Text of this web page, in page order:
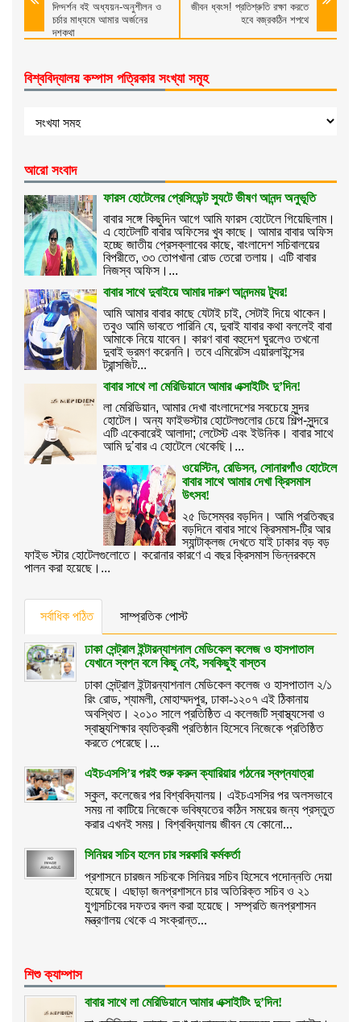
দিগ্দর্শন বই অধ্যয়ন-অনুশীলন ও
চর্চার মাধ্যমে আমার অর্জনের
দশকথা
জীবন ধ্বংস! প্রতিশ্রুতি রক্ষা করতে
হবে বজ্রকঠিন শপথে
বিশ্ববিদ্যালয় কম্পাস পত্রিকার সংখ্যা সমূহ
আরো সংবাদ
ফারস হোটেলের প্রেসিডেন্ট স্যুটে ভীষণ আনন্দ অনুভূতি
বাবার সঙ্গে কিছুদিন আগে আমি ফারস হোটেলে গিয়েছিলাম।
এ হোটেলটি বাবার অফিসের খুব কাছে। আমার বাবার অফিস
হচ্ছে জাতীয় প্রেসক্লাবের কাছে, বাংলাদেশ সচিবালয়ের
বিপরীতে, ৩৩ তোপখানা রোড তেরো তলায়। এটি বাবার
নিজস্ব অফিস।...
বাবার সাথে দুবাইয়ে আমার দারুণ আনন্দময় ট্যুর!
আমি আমার বাবার কাছে যেটাই চাই, সেটাই দিয়ে থাকেন।
তবুও আমি ভাবতে পারিনি যে, দুবাই যাবার কথা বললেই বাবা
আমাকে নিয়ে যাবেন। কারণ বাবা বহুদেশ ঘুরলেও তখনো
দুবাই ভ্রমণ করেননি। তবে এমিরেটস এয়ারলাইন্সের
ট্রান্সজিট...
বাবার সাথে লা মেরিডিয়ানে আমার এক্সাইটিং দু’দিন!
লা মেরিডিয়ান, আমার দেখা বাংলাদেশের সবচেয়ে সুন্দর
হোটেল। অন্য ফাইভস্টার হোটেলগুলোর চেয়ে শিল্প-সুন্দরে
এটি একেবারেই আলাদা; লেটেস্ট এবং ইউনিক। বাবার সাথে
আমি দু’বার এ হোটেলে থেকেছি।...
ওয়েস্টিন, রেডিসন, সোনারগাঁও হোটেলে
বাবার সাথে আমার দেখা ক্রিসমাস
উৎসব!
২৫ ডিসেম্বর বড়দিন। আমি প্রতিবছর
বড়দিনে বাবার সাথে ক্রিসমাস-ট্রি আর
স্যান্টাক্লজ দেখতে যাই ঢাকার বড় বড়
ফাইভ স্টার হোটেলগুলোতে। করোনার কারণে এ বছর ক্রিসমাস ভিন্নরকমে
পালন করা হয়েছে।...
সর্বাধিক পঠিত সাম্প্রতিক পোস্ট
ঢাকা সেন্ট্রাল ইন্টারন্যাশনাল মেডিকেল কলেজ ও হাসপাতাল
যেখানে স্বপ্ন বলে কিছু নেই, সবকিছুই বাস্তব
ঢাকা সেন্ট্রাল ইন্টারন্যাশনাল মেডিকেল কলেজ ও হাসপাতাল ২/১
রিং রোড, শ্যামলী, মোহাম্মদপুর, ঢাকা-১২০৭ এই ঠিকানায়
অবস্থিত। ২০১০ সালে প্রতিষ্ঠিত এ কলেজটি স্বাস্থ্যসেবা ও
স্বাস্থ্যশিক্ষার ব্যতিক্রমী প্রতিষ্ঠান হিসেবে নিজেকে প্রতিষ্ঠিত
করতে পেরেছে।...
এইচএসসি’র পরই শুরু করুন ক্যারিয়ার গঠনের স্বপ্নযাত্রা
স্কুল, কলেজের পর বিশ্ববিদ্যালয়। এইচএসসির পর অলসভাবে
সময় না কাটিয়ে নিজেকে ভবিষ্যতের কঠিন সময়ের জন্য প্রস্তুত
করার এখনই সময়। বিশ্ববিদ্যালয় জীবন যে কোনো...
সিনিয়র সচিব হলেন চার সরকারি কর্মকর্তা
প্রশাসনে চারজন সচিবকে সিনিয়র সচিব হিসেবে পদোন্নতি দেয়া
হয়েছে। এছাড়া জনপ্রশাসনে চার অতিরিক্ত সচিব ও ২১
যুগ্মসচিবের দফতর বদল করা হয়েছে। সম্প্রতি জনপ্রশাসন
মন্ত্রণালয় থেকে এ সংক্রান্ত...
শিশু ক্যাম্পাস
বাবার সাথে লা মেরিডিয়ানে আমার এক্সাইটিং দু’দিন!